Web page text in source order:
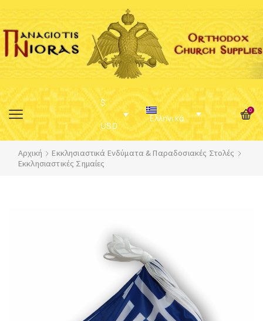
$
USD
Ελληνικά
0
Αρχική
Εκκλησιαστικά Ενδύματα & Παραδοσιακές Στολές
Εκκλησιαστικές Σημαίες